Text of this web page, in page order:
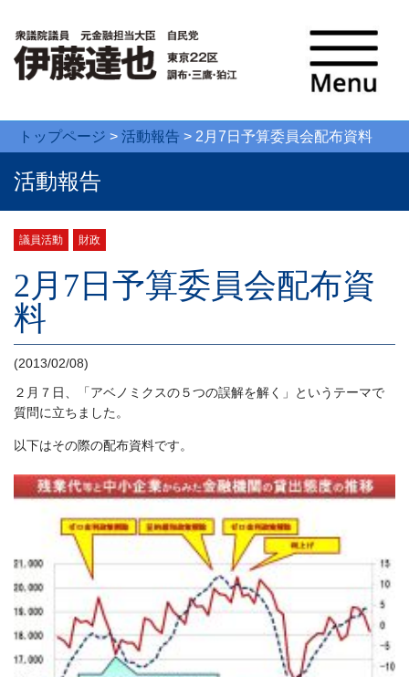
トップページ > 活動報告 > 2月7日予算委員会配布資料
活動報告
議員活動 財政
2月7日予算委員会配布資
料
(2013/02/08)
２月７日、「アベノミクスの５つの誤解を解く」というテーマで
質問に立ちました。
以下はその際の配布資料です。